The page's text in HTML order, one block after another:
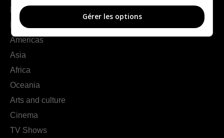
France
Europe
Americas
Asia
Africa
Oceania
Arts and culture
Cinema
TV Shows
Gérer les options